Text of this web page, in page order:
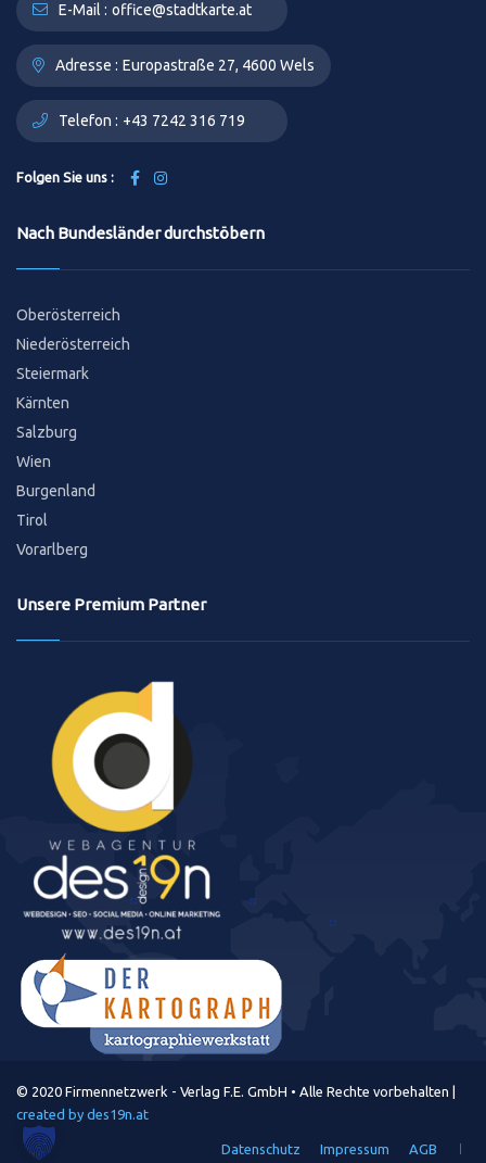
E-Mail : office@stadtkarte.at
Adresse : Europastraße 27, 4600 Wels
Telefon : +43 7242 316 719
Folgen Sie uns :
Nach Bundesländer durchstöbern
Oberösterreich
Niederösterreich
Steiermark
Kärnten
Salzburg
Wien
Burgenland
Tirol
Vorarlberg
Unsere Premium Partner
© 2020 Firmennetzwerk - Verlag F.E. GmbH • Alle Rechte vorbehalten |
created by des19n.at
Datenschutz Impressum AGB